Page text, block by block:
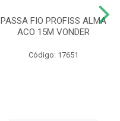
PASSA FIO PROFISS ALMA
ACO 15M VONDER
Código: 17651